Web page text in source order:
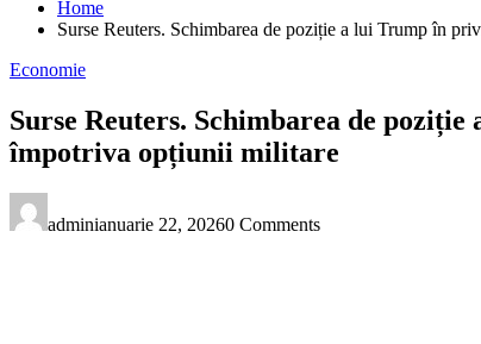
Home
Surse Reuters. Schimbarea de poziție a lui Trump în
Economie
Surse Reuters. Schimbarea de
împotriva opțiunii militare
adminianuarie 22, 20260 Comments